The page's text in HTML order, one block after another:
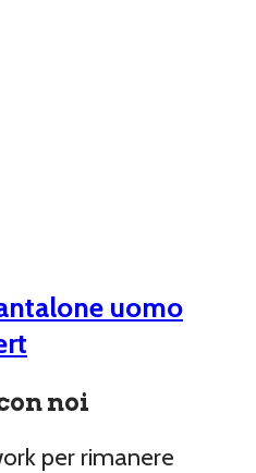
uomo
noi
per rimanere